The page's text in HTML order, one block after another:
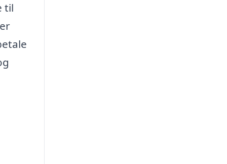
til